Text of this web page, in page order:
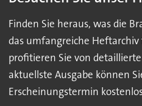
Finden Sie heraus, was die
das umfangreiche
profitieren Sie von
aktuellste Ausgabe können
Erscheinungstermin